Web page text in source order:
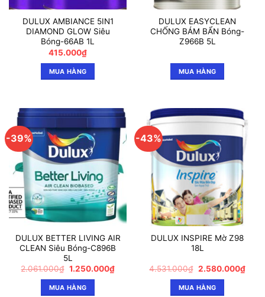
DULUX AMBIANCE 5IN1
DIAMOND GLOW Siêu
Bóng-66AB 1L
415.000₫
MUA HÀNG
DULUX EASYCLEAN
CHỐNG BÁM BẨN Bóng-
Z966B 5L
MUA HÀNG
-39%
DULUX BETTER LIVING AIR
CLEAN Siêu Bóng-C896B
5L
2.061.000₫ Giá
là:
2.061.000₫.
1.250.000₫Giá
hiện
MUA HÀNG
-43%
DULUX INSPIRE Mờ Z98
18L
4.531.000₫ Giá
là:
4.531.000₫.
2.580.000₫Giá
hiện
MUA HÀNG